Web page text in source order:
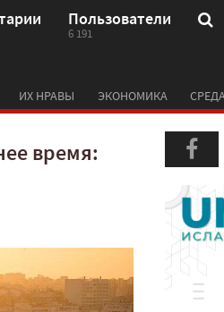
Пользователи
6 191
ИХ НРАВЫ ЭКОНОМИКА
время: